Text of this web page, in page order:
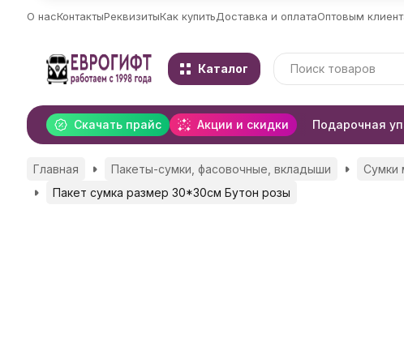
О насКонтактыРеквизитыКак купитьДоставка и оплатаОптовым
Каталог
Скачать прайс Акции и скидки Подарочная
Главная Пакеты-сумки, фасовочные, вкладыши Сумки
Пакет сумка размер 30*30см Бутон розы